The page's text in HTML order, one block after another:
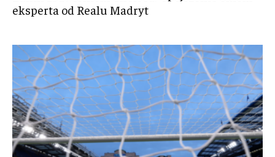
eksperta od Realu Madryt